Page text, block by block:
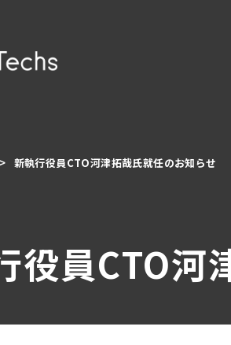
役員CTO河
新執行役員CTO河津拓哉氏就任のお知らせ